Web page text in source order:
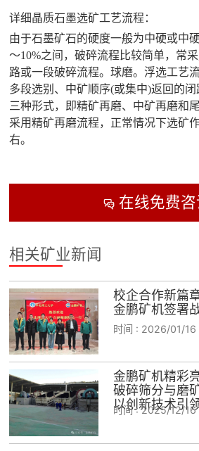
详细晶质石墨选矿工艺流程：
由于石墨矿石的硬度一般为中硬或中
～10%之间，破碎流程比较简单，常
路或一段破碎流程。球磨。浮选工艺
多段选别、中矿顺序(或集中)返回的
三种形式，即精矿再磨、中矿再磨和
采用精矿再磨流程，正常情况下选矿
右。
在线免费咨
相关矿业新闻
校企合作新篇
金鹏矿机签署
时间 : 2026/01/16
金鹏矿机精彩
破碎筛分与磨
以创新技术引
时间 :2025/12/16